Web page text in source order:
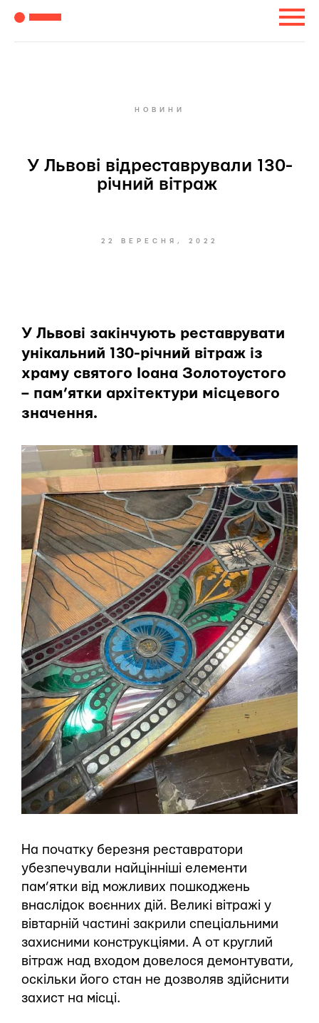
НОВИНИ
У Львові відреставрували 130-
річний вітраж
22 ВЕРЕСНЯ, 2022
У Львові закінчують реставрувати
унікальний 130-річний вітраж із
храму святого Іоана Золотоустого
– пам’ятки архітектури місцевого
значення.
На початку березня реставратори
убезпечували найцінніші елементи
пам’ятки від можливих пошкоджень
внаслідок воєнних дій. Великі вітражі у
вівтарній частині закрили спеціальними
захисними конструкціями. А от круглий
вітраж над входом довелося демонтувати,
оскільки його стан не дозволяв здійснити
захист на місці.